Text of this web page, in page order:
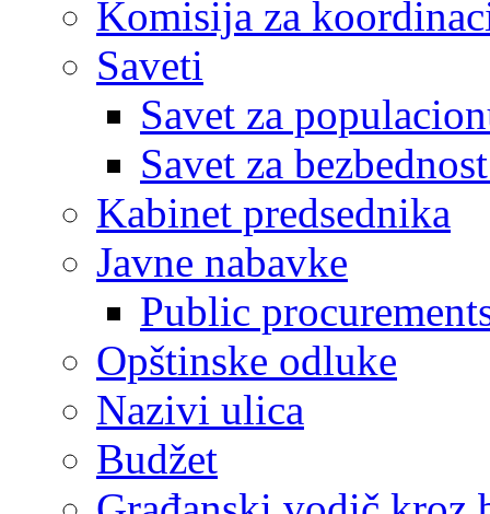
Komisija za
Saveti
Savet za
Savet za
Kabinet predsednika
Javne nabavke
Public
Opštinske odluke
Nazivi ulica
Budžet